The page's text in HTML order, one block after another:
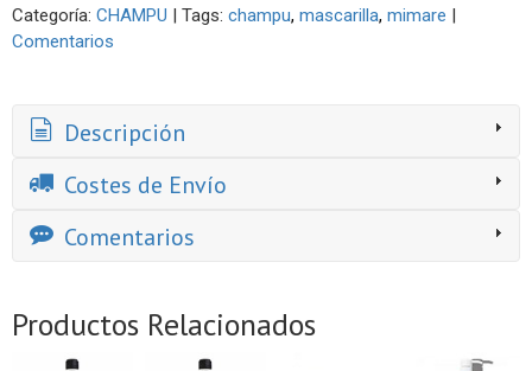
Categoría: CHAMPU | Tags: champu mascarilla mimare |
Comentarios
Descripción
Costes de Envío
Comentarios
Productos Relacionados